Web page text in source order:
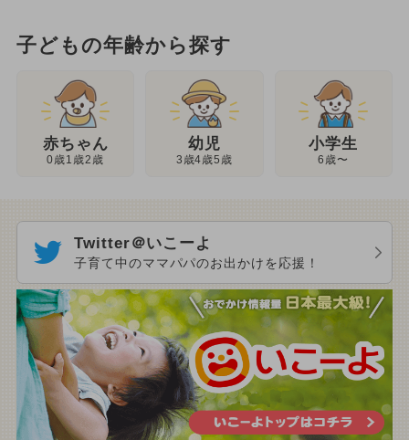
子どもの年齢から探す
赤ちゃん
0歳1歳2歳
幼児
3歳4歳5歳
小学生
6歳〜
Twitter＠いこーよ
子育て中のママパパのお出かけを応援！